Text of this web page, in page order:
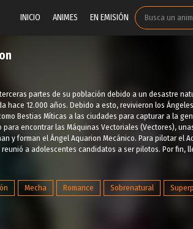
INICIO ANIMES EN EMISIÓN
partes de su población debido a un desastre
hace 12.000 años. Debido a esto, revivieron los
Bestias Míticas a las ciudades para capturar a la
encontrar las Máquinas Vectoriales (Vectores),
y forman el Ángel Aquarion Mecánico. Para pilotar
a adolescentes candidatos a ser pilotos. Por fin,
Mecha Romance Sobrenatural